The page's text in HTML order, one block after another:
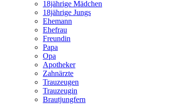
18jährige Mädchen
18jährige Jungs
Ehemann
Ehefrau
Freundin
Papa
Opa
Apotheker
Zahnärzte
Trauzeugen
Trauzeugin
Brautjungfern